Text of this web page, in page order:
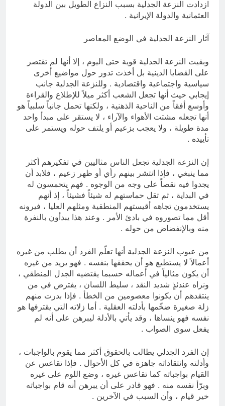
ازدادت النزعة الجدلية بسبب النزاع الطويل بين الدولة
العثمانية والدولة الإيرانية .
آثار النزعة الجدلية في الوضع المعاصر
وبقيت النزعة الجدلية قوية حتى اليوم ، إلا أنها لم تقتصر
على القضايا الدينية بل أخذت تدور حول مواضيع أخرى
سياسية واجتماعية واقتصادية . وللنزعة الجدلية جانب
إيجابي حيث أنها تجعل الشعب أكثر ميلاً للإطلاع والقراءة
وأوسع أفقاً من الناحية الذهنية ، ولكنها تحمل جانباً سلبياً هو
أنها تجعله مشتت الأهواء والآراء ، لا يستقر على مبدأ واحد
مدة طويلة ، ولا يعجب بزعيم أو يلتف حوله ويستمر على
تأييده .
إن النزعة الجدلية تجعل الناس مثاليين في تفكيرهم أكثر
مما ينبغي ، فإذا انتشر بينهم رأي أو ظهر زعيم ، فلابد أن
يجدوا فيه نقصاً على وجه من الوجوه . فهم يتحمسون له
في البداية ، ثم تقل حماستهم له شيئاً فشيئاً ، إذ أنهم
يستخدمون تجاهه أقيستهم المنطقية ومثلهم العليا ، فيرونه
أقل مما تصوروه في بادئ الأمر . وعند هذا يبدأون بالنفرة
منه وبالإنفضاض من حوله .
من عيوب النزعة الجدلية أنها تعلّم الفرد أن يطلب من غيره
أعمالاً لا يستطيع هو أن يحققها بنفسه . فهو يريد من غيره
أن يكون مثالياً في أعماله حسبما يقتضيه الجدل المنطقي ،
ونراه عندئذٍ شديد النقد ، سليط اللسان ، يفترض في من
ينتقدهم أن يكونوا معصومين من الخطأ . فإذا بدرت منهم
زلة صغيرة ضخّمها بأدلته العقلية . أما زلاته التي يقترفها هو
نفسه فهو ينساها ، وقد يأتي بالأدلة ليبرهن على أنه لم
يفعل سوى الصواب .
إن الفرد الجدلي يطالب بالحقوق أكثر مما يقوم بالواجبات ،
وأدلته وانتقاداته جاهزة في كل الأحوال . فإذا تقاعس عن
القيام بواجباته كما تقاعس غيره ، وضع اللوم على غيره
وبرّأ نفسه منه . فهو قادر على أن يبرهن أنه قام بواجباته
خير قيام ، وأن السبب في الآخرين .